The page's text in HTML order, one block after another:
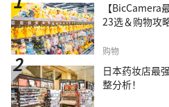
【BicCamera
23选＆购物攻
购物
日本药妆店最
整分析！